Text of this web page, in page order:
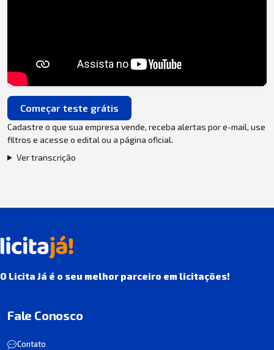
Começar teste grátis
Cadastre o que sua empresa vende, receba alertas por e-mail, use
filtros e acesse o edital ou a página oficial.
Ver transcrição
O Licita Já é o seu melhor parceiro em licitações!
Fale Conosco
Contato